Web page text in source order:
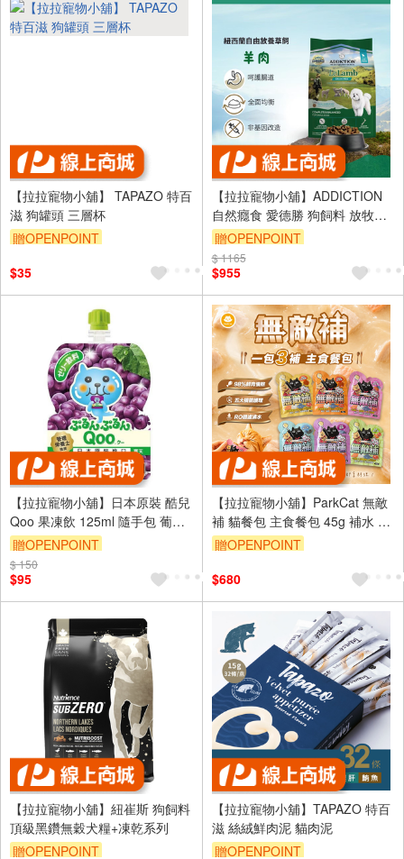
【拉拉寵物小舖】 TAPAZO 特百
滋 狗罐頭 三層杯
贈OPENPOINT
（運費不算在 2000 元的範圍
內）
$35
【拉拉寵物小舖】ADDICTION
自然癮食 愛德勝 狗飼料 放牧羊
無穀小型犬1.5公斤 天然糧 WDJ
推薦
贈OPENPOINT
訂單滿 2000 元折抵 100元
（運費不算在 2000 元的範圍
內）
$ 1165
$955
【拉拉寵物小舖】日本原裝 酷兒
Qoo 果凍飲 125ml 隨手包 葡萄
風味 凍飲品 飲料
贈OPENPOINT
訂單滿 2000 元折抵 100元
（運費不算在 2000 元的範圍
內）
$ 150
$95
【拉拉寵物小舖】ParkCat 無敵
補 貓餐包 主食餐包 45g 補水 補
肉 補機能 貓主食 貓罐 貓罐頭
贈OPENPOINT
（運費不算在 2000 元的範圍
內）
$680
【拉拉寵物小舖】紐崔斯 狗飼料
頂級黑鑽無穀犬糧+凍乾系列
贈OPENPOINT
【拉拉寵物小舖】TAPAZO 特百
滋 絲絨鮮肉泥 貓肉泥
贈OPENPOINT